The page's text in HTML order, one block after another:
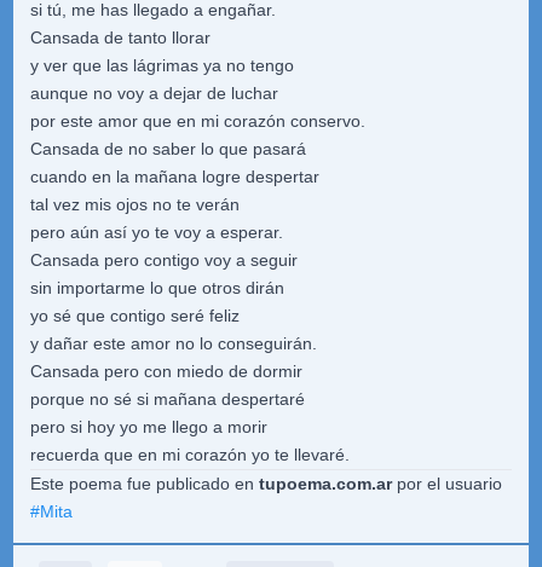
si tú, me has llegado a engañar.
Cansada de tanto llorar
y ver que las lágrimas ya no tengo
aunque no voy a dejar de luchar
por este amor que en mi corazón conservo.
Cansada de no saber lo que pasará
cuando en la mañana logre despertar
tal vez mis ojos no te verán
pero aún así yo te voy a esperar.
Cansada pero contigo voy a seguir
sin importarme lo que otros dirán
yo sé que contigo seré feliz
y dañar este amor no lo conseguirán.
Cansada pero con miedo de dormir
porque no sé si mañana despertaré
pero si hoy yo me llego a morir
recuerda que en mi corazón yo te llevaré.
Este poema fue publicado en tupoema.com.arpor el usuario
#Mita